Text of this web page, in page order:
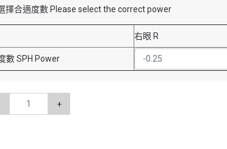
擇合適度數 Please select the correct power
右眼 R
數 SPH Power
+